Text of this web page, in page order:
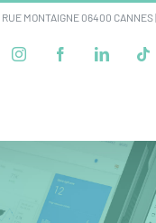
RUE MONTAIGNE 06400 CANNES |
InstagramFacebookLinkedIn